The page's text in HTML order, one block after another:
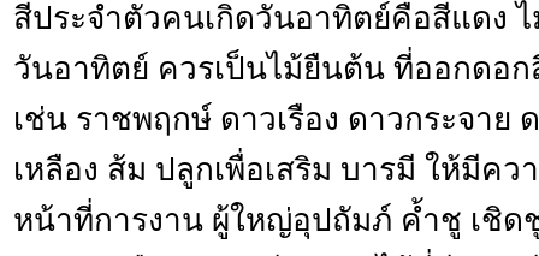
สีประจำตัวคนเกิดวันอาทิตย์คือสีแดง
วันอาทิตย์ ควรเป็นไม้ยืนต้น ที่ออกดอก
เช่น ราชพฤกษ์ ดาวเรือง ดาวกระจาย
เหลือง ส้ม ปลูกเพื่อเสริม บารมี ให้มีค
หน้าที่การงาน ผู้ใหญ่อุปถัมภ์ ค้ำชู เชิด